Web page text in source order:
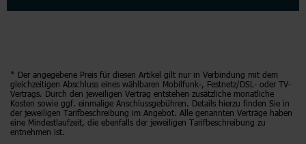
* Der angegebene Preis für diesen Artikel gilt nur in Verbindung mit dem
gleichzeitigen Abschluss eines wählbaren Mobilfunk-, Festnetz/DSL- oder TV-
Vertrags. Durch den jeweiligen Vertrag entstehen zusätzliche monatliche
Kosten sowie ggf. einmalige Anschlussgebühren. Details hierzu finden Sie in
der jeweiligen Tarifbeschreibung im Angebot. Alle genannten Verträge haben
eine Mindestlaufzeit, die ebenfalls der jeweiligen Tarifbeschreibung zu
entnehmen ist.